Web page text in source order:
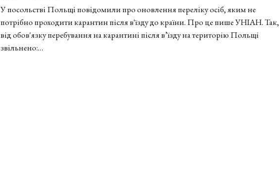
У посольстві Польщі повідомили про оновлення переліку осіб, яким не
потрібно проходити карантин після в'їзду до країни. Про це пише УНІАН. Так,
від обов'язку перебування на карантині після в’їзду на територію Польщі
звільнено:…